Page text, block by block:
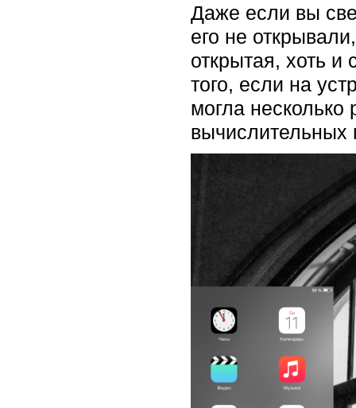
Даже если вы
его не
открытая, хоть
того, если на
могла несколько
вычислительных